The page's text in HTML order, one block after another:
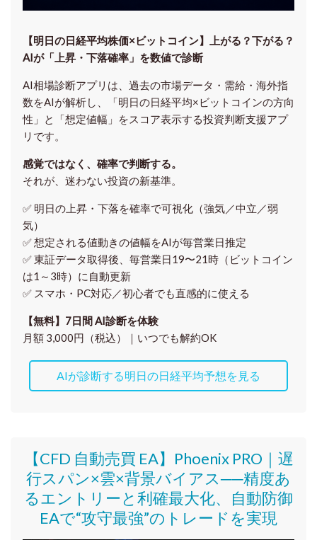
【明日の⽇経平均株価×ビットコイン】上がる？下がる？
AIが「上昇・下落確率」を数値で診断
AI相場診断アプリは、過去の市場データ・需給・海外指
数をAIが解析し、「明日の日経平均×ビットコインの方向
性」と「想定値幅」をスコア表示する投資判断支援アプ
リです。
感覚ではなく、確率で判断する。
それが、迷わない投資の新基準。
✅ 明日の上昇・下落を確率で可視化（強気／中立／弱
気）
✅ 想定される値動きの値幅をAIが毎営業日推定
✅ 東証データ取得後、 毎営業日19〜21時（ビットコイン
は1～3時）に自動更新
✅ スマホ・PC対応／初心者でも直感的に使える
【無料】7日間 AI診断を体験
月額 3,000円（税込）｜いつでも解約OK
AIが診断する明日の日経平均予想を見る
【CFD 自動売買 EA】Phoenix PRO｜遅
行スパン×雲×背景バイアス──精度あ
るエントリーと利確最大化、自動防御
EAで“攻守最強”のトレードを実現